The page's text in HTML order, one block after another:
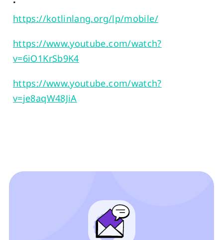
https://kotlinlang.org/lp/mobile/
https://www.youtube.com/watch?
v=6iO1KrSb9K4
https://www.youtube.com/watch?
v=je8aqW48JiA